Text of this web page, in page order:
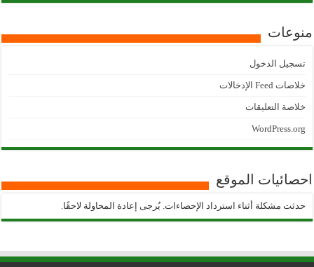
منوعات
تسجيل الدخول
خلاصات Feed الإدخالات
خلاصة التعليقات
WordPress.org
احصائيات الموقع
حدثت مشكلة أثناء استرداد الإحصاءات. يُرجى إعادة المحاولة لاحقًا.